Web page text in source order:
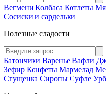
Вегмени Колбаса Котлеты
Сосиски и сардельки
Полезные сладости
Батончики Варенье Вафли
Зефир Конфеты Мармелад
Сгущенка Сиропы Суфле